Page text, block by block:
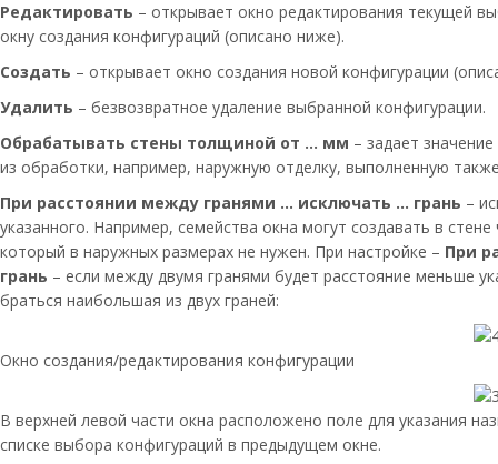
Редактировать – открывает окно редактирования текущей
окну создания конфигураций (описано ниже).
Создать – открывает окно создания новой конфигурации
Удалить – безвозвратное удаление выбранной конфигурации.
Обрабатывать стены толщиной от … мм – задает
из обработки, например, наружную отделку, выполненную
При расстоянии между гранями … исключать … грань –
указанного. Например, семейства окна могут создавать в
который в наружных размерах не нужен. При настройке – При
грань – если между двумя гранями будет расстояние меньше
браться наибольшая из двух граней:
Окно создания/редактирования конфигурации
В верхней левой части окна расположено поле для указания
списке выбора конфигураций в предыдущем окне.